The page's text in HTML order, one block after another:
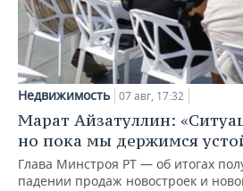
Недвижимость 07 авг, 17:32
Марат Айзатуллин:
но пока мы держимся
Глава Минстроя РТ — об итогах
падении продаж новостроек и